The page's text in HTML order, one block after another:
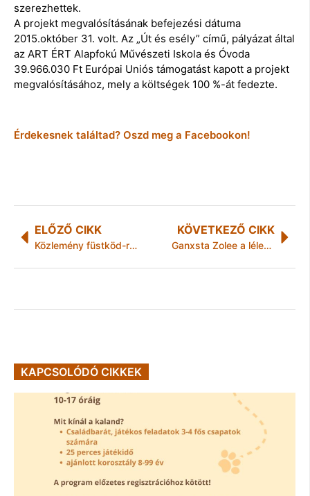
szerezhettek.
A projekt megvalósításának befejezési dátuma
2015.október 31. volt. Az „Út és esély” című, pályázat által
az ART ÉRT Alapfokú Művészeti Iskola és Óvoda
39.966.030 Ft Európai Uniós támogatást kapott a projekt
megvalósításához, mely a költségek 100 %-át fedezte.
Érdekesnek találtad? Oszd meg a Facebookon!
ELŐZŐ CIKK
Közlemény füstköd-riadó tájékoztatási fokozat megszüntetéséről
KÖVETKEZŐ CIKK
Ganxsta Zolee a lélekvándorlásban hisz
KAPCSOLÓDÓ CIKKEK